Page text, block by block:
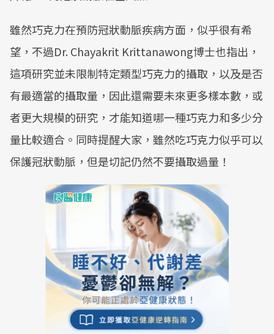
雖然巧克力在預防冠狀動脈疾病方面，似乎很有希
望，不過Dr. Chayakrit Krittanawong博士也指出，
這項研究並未限制特定類型巧克力的攝取，以及是否
有最適當的攝取量，因此還需要未來更多樣本數，或
者更大規模的研究，才能知道哪一種巧克力和多少分
量比較適合。同時提醒大家，雖然吃巧克力似乎可以
保護冠狀動脈，但是切記仍然不要攝取過量！